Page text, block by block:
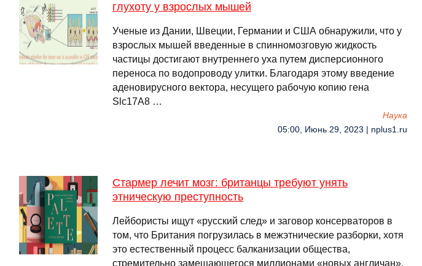
глухоту у взрослых мышей
Ученые из Дании, Швеции, Германии и США обнаружили, что у
взрослых мышей введенные в спинномозговую жидкость
частицы достигают внутреннего уха путем дисперсионного
переноса по водопроводу улитки. Благодаря этому введение
аденовирусного вектора, несущего рабочую копию гена
Slc17A8 …
Наука
05:00, Июнь 29, 2023 | nplus1.ru
Стармер лечит мозг: британцы требуют унять
этническую преступность
Лейбористы ищут «русский след» и заговор консерваторов в
том, что Британия погрузилась в межэтнические разборки, хотя
это естественный процесс балканизации общества,
стремительно замещающегося миллионами «новых англичан».